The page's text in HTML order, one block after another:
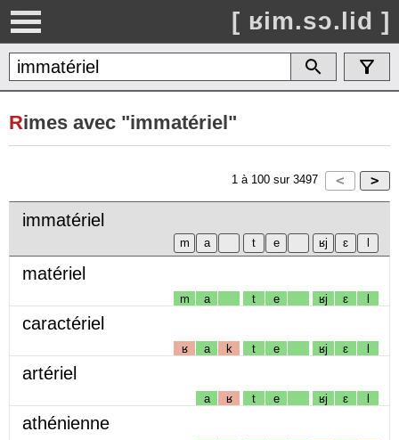
[ ʁim.sɔ.lid ]
Rimes avec "immatériel"
1 à 100 sur 3497
immatériel
matériel
m a t e ʁj ɛ l
caractériel
ʁ a k t e ʁj ɛ l
artériel
a ʁ t e ʁj ɛ l
athénienne